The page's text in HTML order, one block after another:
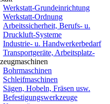
Werkstatt-Grundeinrichtung
Werkstatt-Ordnung
Arbeitssicherheit, Berufs- u.
Druckluft-Systeme
Industrie- u. Handwerkerbedarf
Transportgeräte, Arbeitsplatz-
Bohrmaschinen
Schleifmaschinen
Sägen, Hobeln, Fräsen usw.
Befestigungswerkzeuge